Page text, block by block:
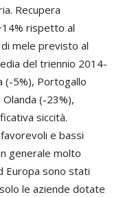
Recupera
rispetto al
mele previsto al
del triennio 2014-
(-5%), Portogallo
(-23%),
siccità.
e bassi
generale molto
Europa sono stati
le aziende dotate